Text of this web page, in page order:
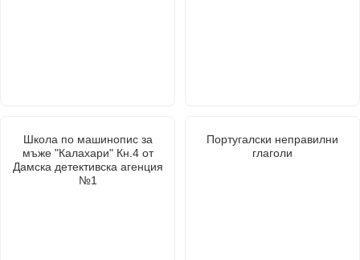
Школа по машинопис за
мъже "Калахари" Кн.4 от
Дамска детективска агенция
№1
Португалски неправилни
глаголи